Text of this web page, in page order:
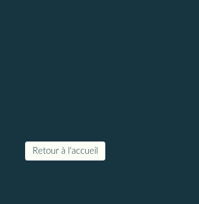
Retour à l'accueil